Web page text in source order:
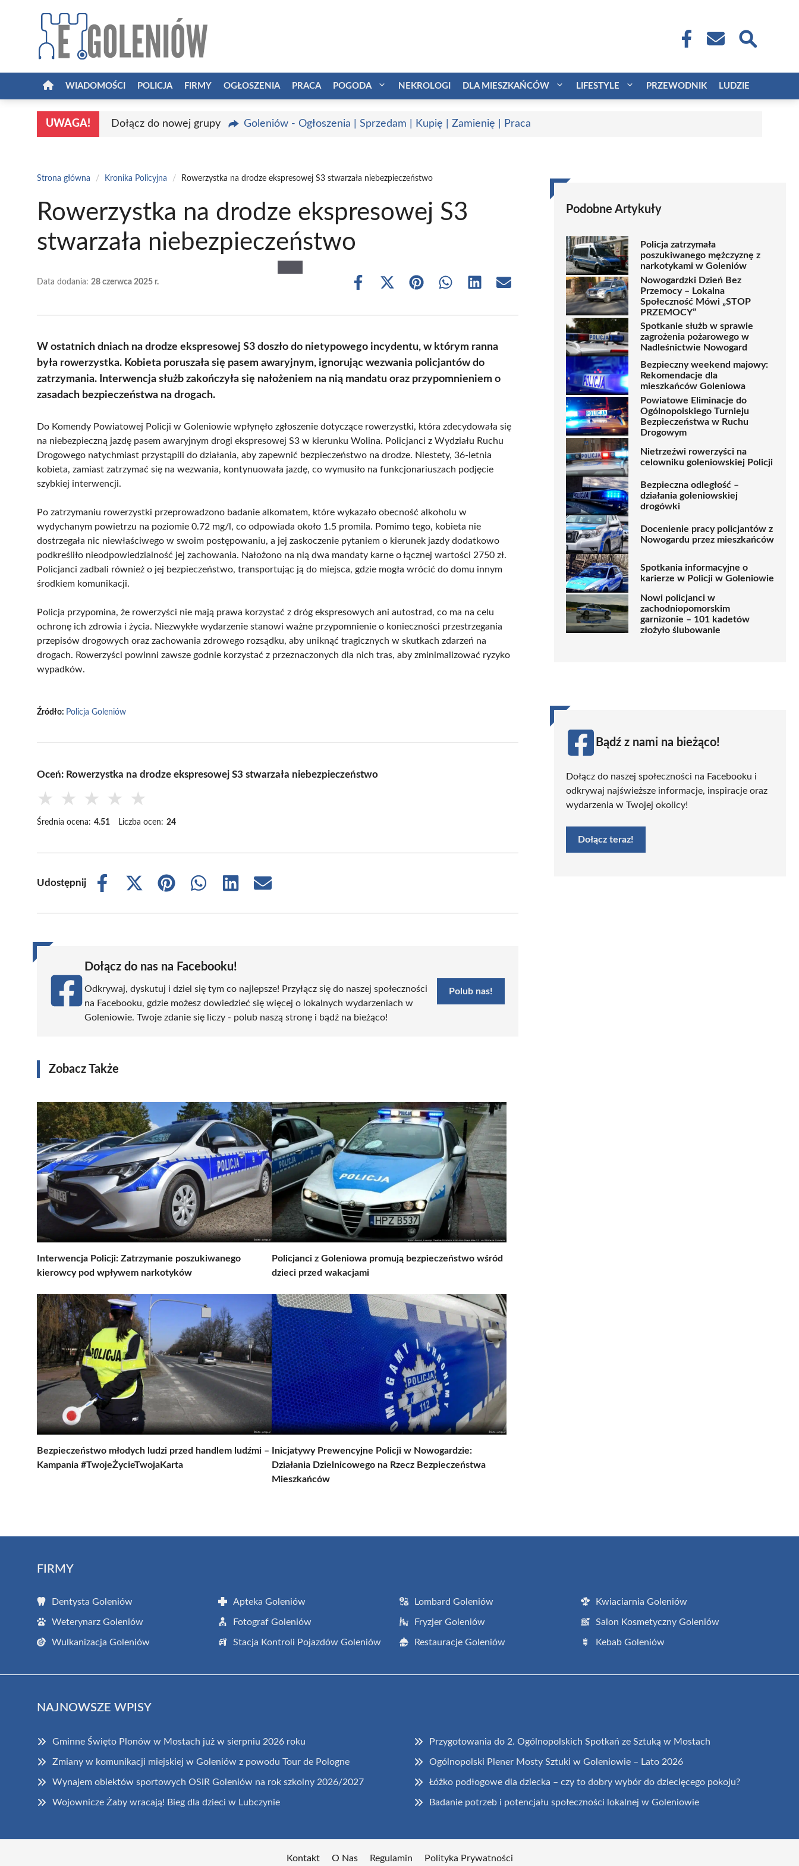
WIADOMOŚCI POLICJA FIRMY OGŁOSZENIA PRACA POGODA NEKROLOGI DLA MIESZKAŃCÓW LIFESTYLE PRZEWODNIK LUDZIE
UWAGA! Dołącz do nowej grupy Goleniów - Ogłoszenia | Sprzedam | Kupię | Zamienię | Praca
Strona główna / Kronika Policyjna / Rowerzystka na drodze ekspresowej S3 stwarzała niebezpieczeństwo
Rowerzystka na drodze ekspresowej S3
stwarzała niebezpieczeństwo
Data dodania: 28 czerwca 2025 r.
Share
Share
(Twitter)
Share Share Share Share
W ostatnich dniach na drodze ekspresowej S3 doszło do nietypowego incydentu, w którym ranna
była rowerzystka. Kobieta poruszała się pasem awaryjnym, ignorując wezwania policjantów do
zatrzymania. Interwencja służb zakończyła się nałożeniem na nią mandatu oraz przypomnieniem o
zasadach bezpieczeństwa na drogach.
Do Komendy Powiatowej Policji w Goleniowie wpłynęło zgłoszenie dotyczące rowerzystki, która zdecydowała się
na niebezpieczną jazdę pasem awaryjnym drogi ekspresowej S3 w kierunku Wolina. Policjanci z Wydziału Ruchu
Drogowego natychmiast przystąpili do działania, aby zapewnić bezpieczeństwo na drodze. Niestety, 36-letnia
kobieta, zamiast zatrzymać się na wezwania, kontynuowała jazdę, co wymusiło na funkcjonariuszach podjęcie
szybkiej interwencji.
Po zatrzymaniu rowerzystki przeprowadzono badanie alkomatem, które wykazało obecność alkoholu w
wydychanym powietrzu na poziomie 0.72 mg/l, co odpowiada około 1.5 promila. Pomimo tego, kobieta nie
dostrzegała nic niewłaściwego w swoim postępowaniu, a jej zaskoczenie pytaniem o kierunek jazdy dodatkowo
podkreśliło nieodpowiedzialność jej zachowania. Nałożono na nią dwa mandaty karne o łącznej wartości 2750 zł.
Policjanci zadbali również o jej bezpieczeństwo, transportując ją do miejsca, gdzie mogła wrócić do domu innym
środkiem komunikacji.
Policja przypomina, że rowerzyści nie mają prawa korzystać z dróg ekspresowych ani autostrad, co ma na celu
ochronę ich zdrowia i życia. Niezwykłe wydarzenie stanowi ważne przypomnienie o konieczności przestrzegania
przepisów drogowych oraz zachowania zdrowego rozsądku, aby uniknąć tragicznych w skutkach zdarzeń na
drogach. Rowerzyści powinni zawsze godnie korzystać z przeznaczonych dla nich tras, aby zminimalizować ryzyko
wypadków.
Źródło: Policja Goleniów
Oceń: Rowerzystka na drodze ekspresowej S3 stwarzała niebezpieczeństwo
★ ★ ★ ★ ★
Średnia ocena: 4.51 Liczba ocen: 24
Udostępnij
Share
Share
(Twitter)
Share
Share
Share
Share
Dołącz do nas na Facebooku!
Odkrywaj, dyskutuj i dziel się tym co najlepsze! Przyłącz się do naszej społeczności
na Facebooku, gdzie możesz dowiedzieć się więcej o lokalnych wydarzeniach w
Goleniowie. Twoje zdanie się liczy - polub naszą stronę i bądź na bieżąco!
Polub nas!
Zobacz Także
Interwencja Policji: Zatrzymanie poszukiwanego
kierowcy pod wpływem narkotyków
Policjanci z Goleniowa promują bezpieczeństwo wśród
dzieci przed wakacjami
Bezpieczeństwo młodych ludzi przed handlem ludźmi –
Kampania #TwojeŻycieTwojaKarta
Inicjatywy Prewencyjne Policji w Nowogardzie:
Działania Dzielnicowego na Rzecz Bezpieczeństwa
Mieszkańców
Podobne Artykuły
Policja zatrzymała
poszukiwanego mężczyznę z
narkotykami w Goleniów
Nowogardzki Dzień Bez
Przemocy – Lokalna
Społeczność Mówi „STOP
PRZEMOCY”
Spotkanie służb w sprawie
zagrożenia pożarowego w
Nadleśnictwie Nowogard
Bezpieczny weekend majowy:
Rekomendacje dla
mieszkańców Goleniowa
Powiatowe Eliminacje do
Ogólnopolskiego Turnieju
Bezpieczeństwa w Ruchu
Drogowym
Nietrzeźwi rowerzyści na
celowniku goleniowskiej Policji
Bezpieczna odległość –
działania goleniowskiej
drogówki
Docenienie pracy policjantów z
Nowogardu przez mieszkańców
Spotkania informacyjne o
karierze w Policji w Goleniowie
Nowi policjanci w
zachodniopomorskim
garnizonie – 101 kadetów
złożyło ślubowanie
Bądź z nami na bieżąco!
Dołącz do naszej społeczności na Facebooku i
odkrywaj najświeższe informacje, inspiracje oraz
wydarzenia w Twojej okolicy!
Dołącz teraz!
FIRMY
Dentysta Goleniów Apteka Goleniów Lombard Goleniów Kwiaciarnia Goleniów
Weterynarz Goleniów Fotograf Goleniów Fryzjer Goleniów Salon Kosmetyczny Goleniów
Wulkanizacja Goleniów Stacja Kontroli Pojazdów Goleniów Restauracje Goleniów Kebab Goleniów
NAJNOWSZE WPISY
Gminne Święto Plonów w Mostach już w sierpniu 2026 roku Przygotowania do 2. Ogólnopolskich Spotkań ze Sztuką w Mostach
Zmiany w komunikacji miejskiej w Goleniów z powodu Tour de Pologne Ogólnopolski Plener Mosty Sztuki w Goleniowie – Lato 2026
Wynajem obiektów sportowych OSiR Goleniów na rok szkolny 2026/2027 Łóżko podłogowe dla dziecka – czy to dobry wybór do dziecięcego pokoju?
Wojownicze Żaby wracają! Bieg dla dzieci w Lubczynie Badanie potrzeb i potencjału społeczności lokalnej w Goleniowie
Kontakt O Nas Regulamin Polityka Prywatności